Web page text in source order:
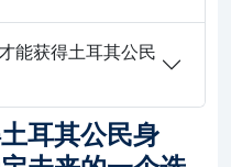
能获得土耳其公民
耳其公民身